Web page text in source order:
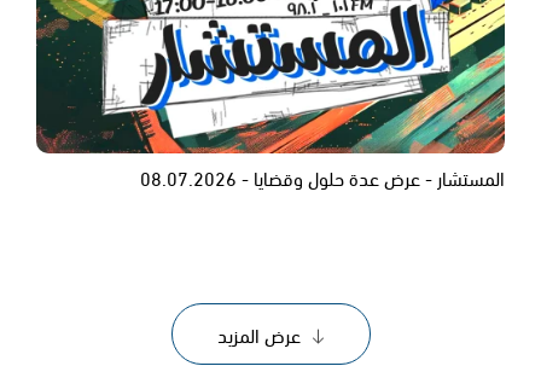
المستشار - عرض عدة حلول وقضايا - 08.07.2026
عرض المزيد